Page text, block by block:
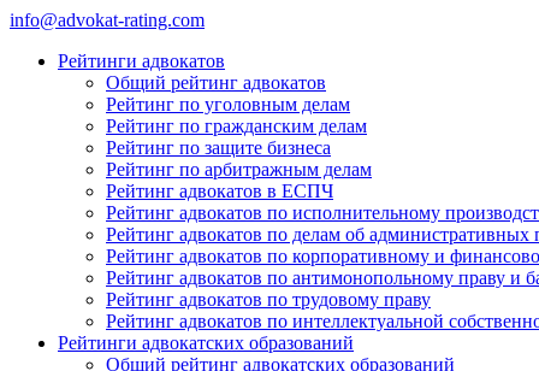
info@advokat-rating.com
Рейтинги адвокатов
Общий рейтинг адвокатов
Рейтинг по уголовным делам
Рейтинг по гражданским делам
Рейтинг по защите бизнеса
Рейтинг по арбитражным делам
Рейтинг адвокатов в ЕСПЧ
Рейтинг адвокатов по исполнительному
Рейтинг адвокатов по делам об административных
Рейтинг адвокатов по корпоративному и
Рейтинг адвокатов по антимонопольному праву и
Рейтинг адвокатов по трудовому праву
Рейтинг адвокатов по интеллектуальной
Рейтинги адвокатских образований
Общий рейтинг адвокатских образований